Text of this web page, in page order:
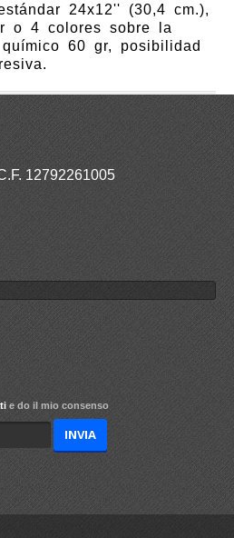
24x12'' (30,4 cm.),
o 4 colores sobre la
60 gr, posibilidad
12792261005
e do il mio consenso